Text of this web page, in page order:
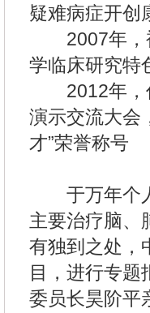
疑难病症开创
2007年，被
学临床研究特
2012年，作
演示交流大会
才”荣誉称号
于万年个人
主要治疗脑、
有独到之处，
目，进行专题
委员长昊阶平